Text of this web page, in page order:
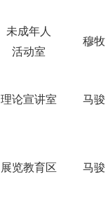
未成年人
活动室
穆牧
理论宣讲室 马骏
展览教育区 马骏